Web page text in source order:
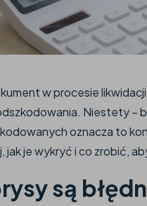
w procesie
Niestety –
oznacza to
jak je wykryć i co zrobić,
są